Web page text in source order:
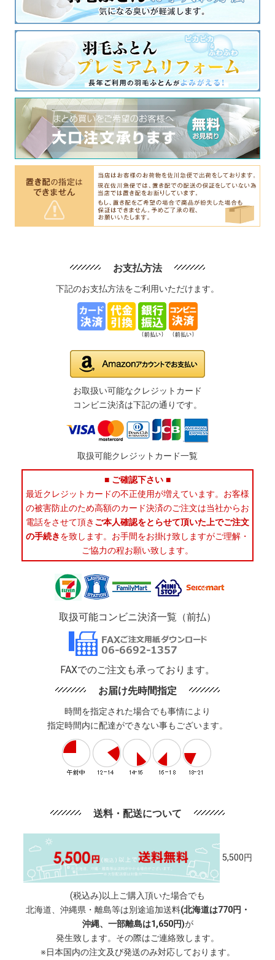
お支払方法
下記のお支払方法をご利用いただけます。
お取扱い可能なクレジットカード
コンビニ決済は下記の通りです。
取扱可能クレジットカード一覧
■ ご確認下さい ■
最近クレジットカードの不正使用が増えています。お客様
の被害防止のため高額のカード決済のご注文は当社からお
電話をさせて頂き ご本人確認をとらせて頂いた上でご注文
の手続きを致します。お手間をお掛け致しますがご理解・
ご協力の程お願い致します。
取扱可能コンビニ決済一覧（前払）
FAXでのご注文も承っております。
お届け先時間指定
時間を指定された場合でも事情により
指定時間内に配達ができない事もございます。
送料・配送について
5,500円
(税込み)以上ご購入頂いた場合でも
北海道、沖縄県・離島等は別途追加送料(北海道は770円・
沖縄、一部離島は1,650円)が
発生致します。その際はご連絡致します。
※日本国内の注文及び発送のみ対応しております。